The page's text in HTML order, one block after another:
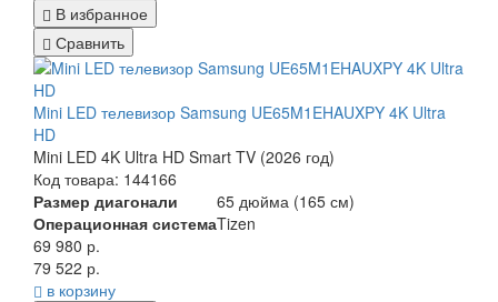
В избранное
Сравнить
Mini LED телевизор Samsung UE65M1EHAUXPY 4K Ultra
HD
Mini LED 4K Ultra HD Smart TV (2026 год)
Код товара: 144166
Размер диагонали
65 дюйма (165 см)
Операционная системаTizen
69 980 р.
79 522 р.
в корзину